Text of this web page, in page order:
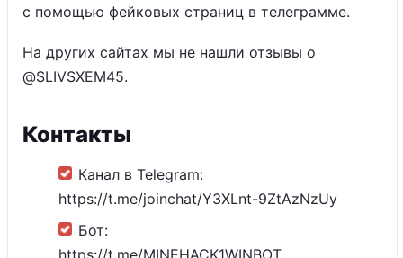
с помощью фейковых страниц в телеграмме.
На других сайтах мы не нашли отзывы о
@SLIVSXEM45.
Контакты
Канал в Telegram:
https://t.me/joinchat/Y3XLnt-9ZtAzNzUy
Бот:
https://t.me/MINEHACK1WINBOT,